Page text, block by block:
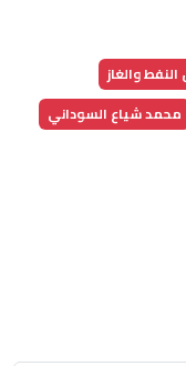
والغاز
محمد شياع السوداني